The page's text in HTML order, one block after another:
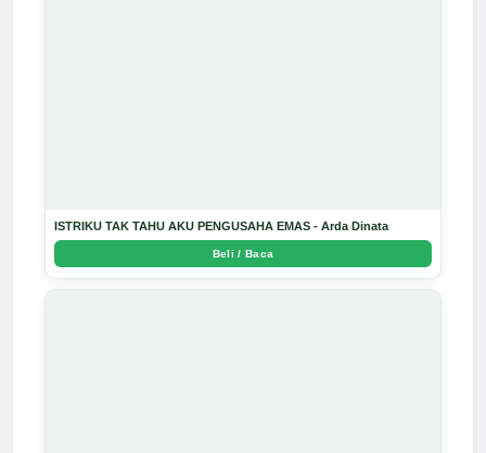
ISTRIKU TAK TAHU AKU PENGUSAHA EMAS - Arda Dinata
Beli / Baca